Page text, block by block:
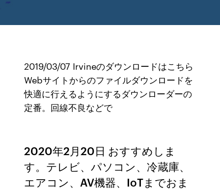
2019/03/07 Irvineのダウンロードはこちら
Webサイトからのファイルダウンロードを
快適に行えるようにするダウンローダーの
定番。回線不良などで
2020年2月20日 おすすめしま
す。テレビ、パソコン、冷蔵庫、
エアコン、AV機器、IoTまでおま